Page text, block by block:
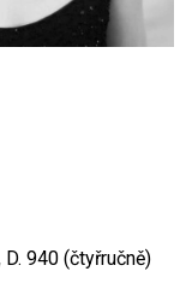
D. 940 (čtyřručně)